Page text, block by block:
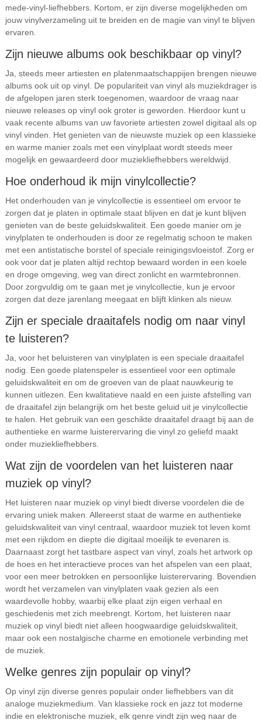
mede-vinyl-liefhebbers. Kortom, er zijn diverse mogelijkheden om
jouw vinylverzameling uit te breiden en de magie van vinyl te blijven
ervaren.
Zijn nieuwe albums ook beschikbaar op vinyl?
Ja, steeds meer artiesten en platenmaatschappijen brengen nieuwe
albums ook uit op vinyl. De populariteit van vinyl als muziekdrager is
de afgelopen jaren sterk toegenomen, waardoor de vraag naar
nieuwe releases op vinyl ook groter is geworden. Hierdoor kunt u
vaak recente albums van uw favoriete artiesten zowel digitaal als op
vinyl vinden. Het genieten van de nieuwste muziek op een klassieke
en warme manier zoals met een vinylplaat wordt steeds meer
mogelijk en gewaardeerd door muziekliefhebbers wereldwijd.
Hoe onderhoud ik mijn vinylcollectie?
Het onderhouden van je vinylcollectie is essentieel om ervoor te
zorgen dat je platen in optimale staat blijven en dat je kunt blijven
genieten van de beste geluidskwaliteit. Een goede manier om je
vinylplaten te onderhouden is door ze regelmatig schoon te maken
met een antistatische borstel of speciale reinigingsvloeistof. Zorg er
ook voor dat je platen altijd rechtop bewaard worden in een koele
en droge omgeving, weg van direct zonlicht en warmtebronnen.
Door zorgvuldig om te gaan met je vinylcollectie, kun je ervoor
zorgen dat deze jarenlang meegaat en blijft klinken als nieuw.
Zijn er speciale draaitafels nodig om naar vinyl
te luisteren?
Ja, voor het beluisteren van vinylplaten is een speciale draaitafel
nodig. Een goede platenspeler is essentieel voor een optimale
geluidskwaliteit en om de groeven van de plaat nauwkeurig te
kunnen uitlezen. Een kwalitatieve naald en een juiste afstelling van
de draaitafel zijn belangrijk om het beste geluid uit je vinylcollectie
te halen. Het gebruik van een geschikte draaitafel draagt bij aan de
authentieke en warme luisterervaring die vinyl zo geliefd maakt
onder muziekliefhebbers.
Wat zijn de voordelen van het luisteren naar
muziek op vinyl?
Het luisteren naar muziek op vinyl biedt diverse voordelen die de
ervaring uniek maken. Allereerst staat de warme en authentieke
geluidskwaliteit van vinyl centraal, waardoor muziek tot leven komt
met een rijkdom en diepte die digitaal moeilijk te evenaren is.
Daarnaast zorgt het tastbare aspect van vinyl, zoals het artwork op
de hoes en het interactieve proces van het afspelen van een plaat,
voor een meer betrokken en persoonlijke luisterervaring. Bovendien
wordt het verzamelen van vinylplaten vaak gezien als een
waardevolle hobby, waarbij elke plaat zijn eigen verhaal en
geschiedenis met zich meebrengt. Kortom, het luisteren naar
muziek op vinyl biedt niet alleen hoogwaardige geluidskwaliteit,
maar ook een nostalgische charme en emotionele verbinding met
de muziek.
Welke genres zijn populair op vinyl?
Op vinyl zijn diverse genres populair onder liefhebbers van dit
analoge muziekmedium. Van klassieke rock en jazz tot moderne
indie en elektronische muziek, elk genre vindt zijn weg naar de